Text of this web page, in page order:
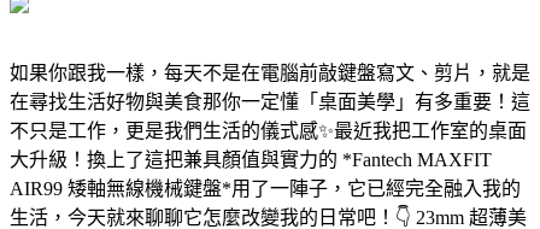
如果你跟我一樣，每天不是在電腦前敲鍵盤寫文、剪片，就是
在尋找生活好物與美食那你一定懂「桌面美學」有多重要！這
不只是工作，更是我們生活的儀式感✨最近我把工作室的桌面
大升級！換上了這把兼具顏值與實力的 *Fantech MAXFIT
AIR99 矮軸無線機械鍵盤*用了一陣子，它已經完全融入我的
生活，今天就來聊聊它怎麼改變我的日常吧！👇 23mm 超薄美